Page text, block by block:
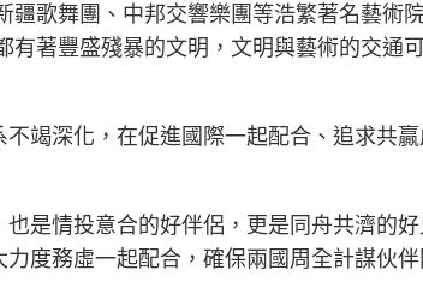
歌舞團、中邦交響樂團等浩繁著名藝術
有著豐盛殘暴的文明，文明與藝術的交通
竭深化，在促進國際一起配合、追求共
是情投意合的好伴侶，更是同舟共濟的
度務虛一起配合，確保兩國周全計謀伙